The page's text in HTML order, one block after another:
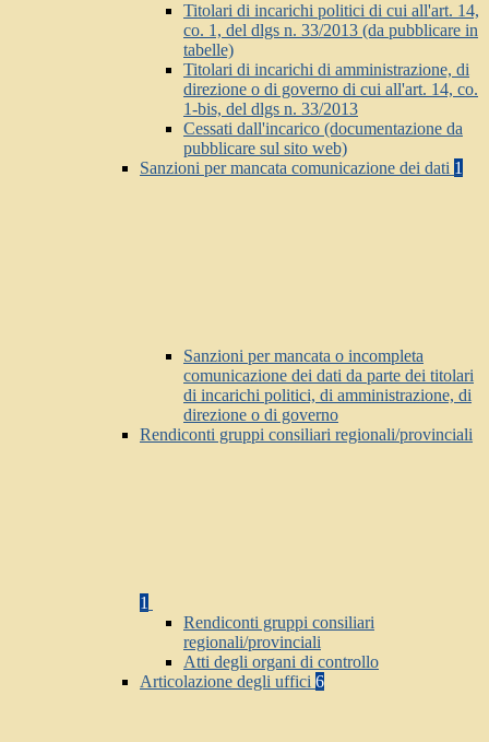
Titolari di incarichi politici di cui all'art. 14,
co. 1, del dlgs n. 33/2013 (da pubblicare in
tabelle)
Titolari di incarichi di amministrazione, di
direzione o di governo di cui all'art. 14, co.
1-bis, del dlgs n. 33/2013
Cessati dall'incarico (documentazione da
pubblicare sul sito web)
Sanzioni per mancata comunicazione dei dati 1
Sanzioni per mancata o incompleta
comunicazione dei dati da parte dei titolari
di incarichi politici, di amministrazione, di
direzione o di governo
Rendiconti gruppi consiliari regionali/provinciali
1
Rendiconti gruppi consiliari
regionali/provinciali
Atti degli organi di controllo
Articolazione degli uffici 6